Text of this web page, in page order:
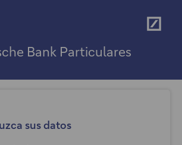
Bank
Bank Particulares
sus datos